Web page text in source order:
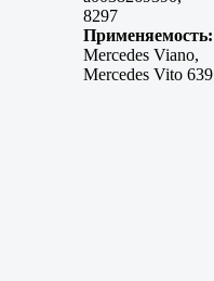
8297
Применяемость:
Mercedes Viano,
Mercedes Vito 639